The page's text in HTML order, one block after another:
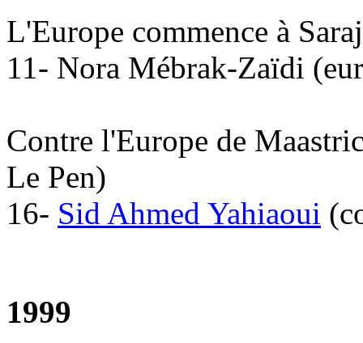
L'Europe commence à
11- Nora Mébrak-Zaïdi
Contre l'Europe de
Le Pen)
16- Sid Ahmed Yahiaoui
1999